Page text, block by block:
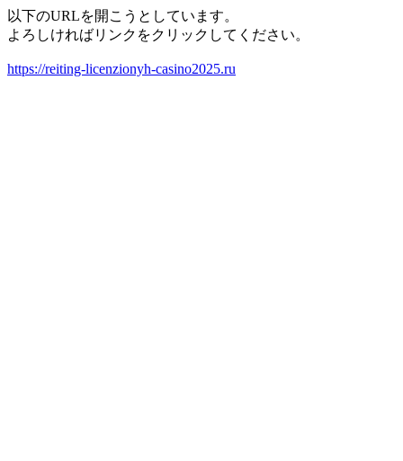
以下のURLを開こうとしています。
よろしければリンクをクリックしてください。
https://reiting-licenzionyh-casino2025.ru